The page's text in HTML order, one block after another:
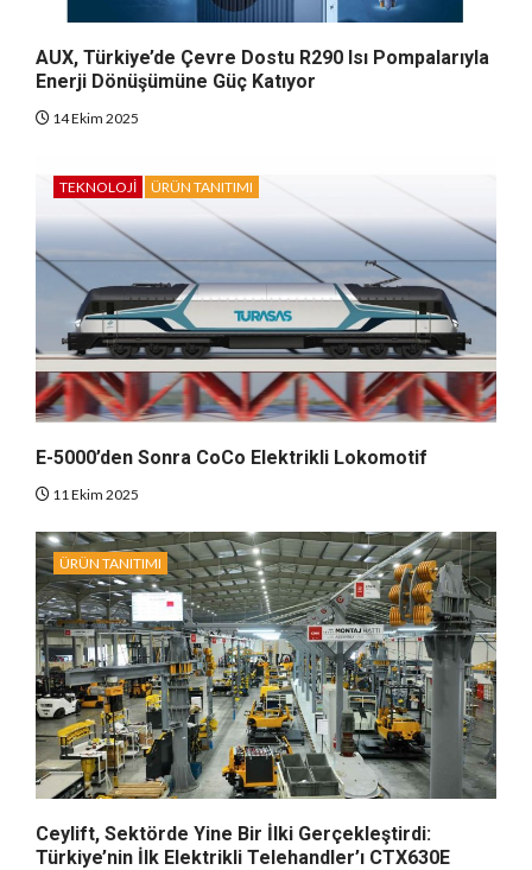
AUX, Türkiye’de Çevre Dostu R290 Isı Pompalarıyla
Enerji Dönüşümüne Güç Katıyor
14 Ekim 2025
TEKNOLOJI ÜRÜN TANITIMI
E-5000’den Sonra CoCo Elektrikli Lokomotif
11 Ekim 2025
ÜRÜN TANITIMI
Ceylift, Sektörde Yine Bir İlki Gerçekleştirdi:
Türkiye’nin İlk Elektrikli Telehandler’ı CTX630E